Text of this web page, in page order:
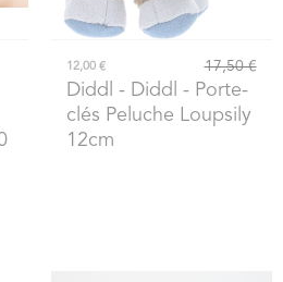
12,00 € 17,50 €
Diddl
- Diddl - Porte-
clés Peluche Loupsily
12cm